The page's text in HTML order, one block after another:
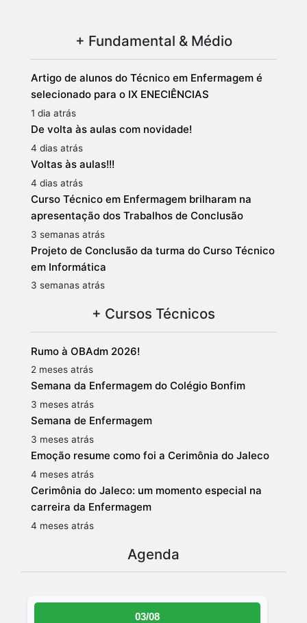
+ Fundamental & Médio
Artigo de alunos do Técnico em Enfermagem é
selecionado para o IX ENECIÊNCIAS
1 dia atrás
De volta às aulas com novidade!
4 dias atrás
Voltas às aulas!!!
4 dias atrás
Curso Técnico em Enfermagem brilharam na
apresentação dos Trabalhos de Conclusão
3 semanas atrás
Projeto de Conclusão da turma do Curso Técnico
em Informática
3 semanas atrás
+ Cursos Técnicos
Rumo à OBAdm 2026!
2 meses atrás
Semana da Enfermagem do Colégio Bonfim
3 meses atrás
Semana de Enfermagem
3 meses atrás
Emoção resume como foi a Cerimônia do Jaleco
4 meses atrás
Cerimônia do Jaleco: um momento especial na
carreira da Enfermagem
4 meses atrás
Agenda
03/08